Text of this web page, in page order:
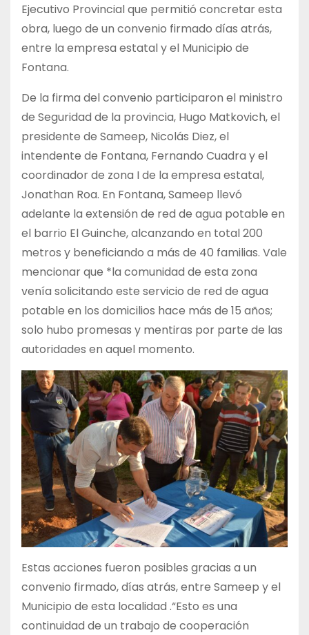
Ejecutivo Provincial que permitió concretar esta
obra, luego de un convenio firmado días atrás,
entre la empresa estatal y el Municipio de
Fontana.
De la firma del convenio participaron el ministro
de Seguridad de la provincia, Hugo Matkovich, el
presidente de Sameep, Nicolás Diez, el
intendente de Fontana, Fernando Cuadra y el
coordinador de zona I de la empresa estatal,
Jonathan Roa. En Fontana, Sameep llevó
adelante la extensión de red de agua potable en
el barrio El Guinche, alcanzando en total 200
metros y beneficiando a más de 40 familias. Vale
mencionar que *la comunidad de esta zona
venía solicitando este servicio de red de agua
potable en los domicilios hace más de 15 años;
solo hubo promesas y mentiras por parte de las
autoridades en aquel momento.
Estas acciones fueron posibles gracias a un
convenio firmado, días atrás, entre Sameep y el
Municipio de esta localidad .“Esto es una
continuidad de un trabajo de cooperación